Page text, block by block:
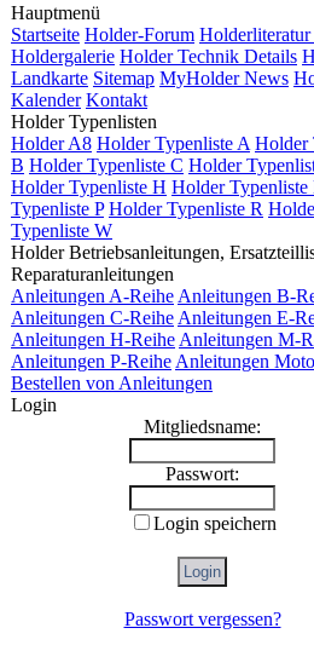
Hauptmenü
Startseite Holder-Forum
Holdergalerie Holder Technik Details
Landkarte Sitemap MyHolder News
Kalender Kontakt
Holder Typenlisten
Holder A8 Holder Typenliste A Holder
B Holder Typenliste C Holder
Holder Typenliste H Holder Typenliste
Typenliste P Holder Typenliste R
Typenliste W
Holder Betriebsanleitungen,
Reparaturanleitungen
Anleitungen A-Reihe Anleitungen B-
Anleitungen C-Reihe Anleitungen E-
Anleitungen H-Reihe Anleitungen M-
Anleitungen P-Reihe Anleitungen
Bestellen von Anleitungen
Login
Mitgliedsname:
Passwort:
Login speichern
Passwort vergessen?